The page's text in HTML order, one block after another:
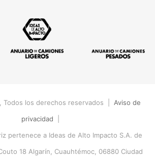
Todos los derechos reservados | Aviso de
privacidad
pertenece a Ideas de Alto Impacto S.A. de
18 Algarín, Cuauhtémoc, 06880 Ciudad